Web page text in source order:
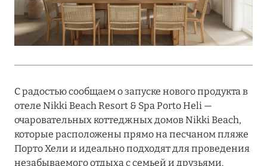
27 апреля 2026
Подробнее
20 марта 2026
MARCH GRAND ESCAPE: ПРЕДЛОЖЕНИЕ ОТ Á
С радостью сообщаем о запуске нового продукта в
отеле Nikki Beach Resort & Spa Porto Heli —
очаровательных коттеджных домов Nikki Beach,
которые расположены прямо на песчаном пляже
Порто Хели и идеально подходят для проведения
незабываемого отдыха с семьей и друзьями.